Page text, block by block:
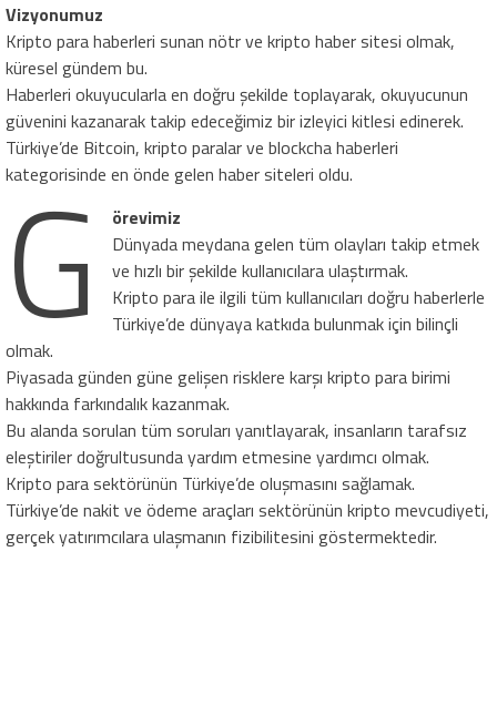
Vizyonumuz
Kripto para haberleri sunan nötr ve kripto haber sitesi olmak,
küresel gündem bu.
Haberleri okuyucularla en doğru şekilde toplayarak, okuyucunun
güvenini kazanarak takip edeceğimiz bir izleyici kitlesi edinerek.
Türkiye’de Bitcoin, kripto paralar ve blockcha haberleri
kategorisinde en önde gelen haber siteleri oldu.
G
örevimiz
Dünyada meydana gelen tüm olayları takip etmek
ve hızlı bir şekilde kullanıcılara ulaştırmak.
Kripto para ile ilgili tüm kullanıcıları doğru haberlerle
Türkiye’de dünyaya katkıda bulunmak için bilinçli
olmak.
Piyasada günden güne gelişen risklere karşı kripto para birimi
hakkında farkındalık kazanmak.
Bu alanda sorulan tüm soruları yanıtlayarak, insanların tarafsız
eleştiriler doğrultusunda yardım etmesine yardımcı olmak.
Kripto para sektörünün Türkiye’de oluşmasını sağlamak.
Türkiye’de nakit ve ödeme araçları sektörünün kripto mevcudiyeti,
gerçek yatırımcılara ulaşmanın fizibilitesini göstermektedir.